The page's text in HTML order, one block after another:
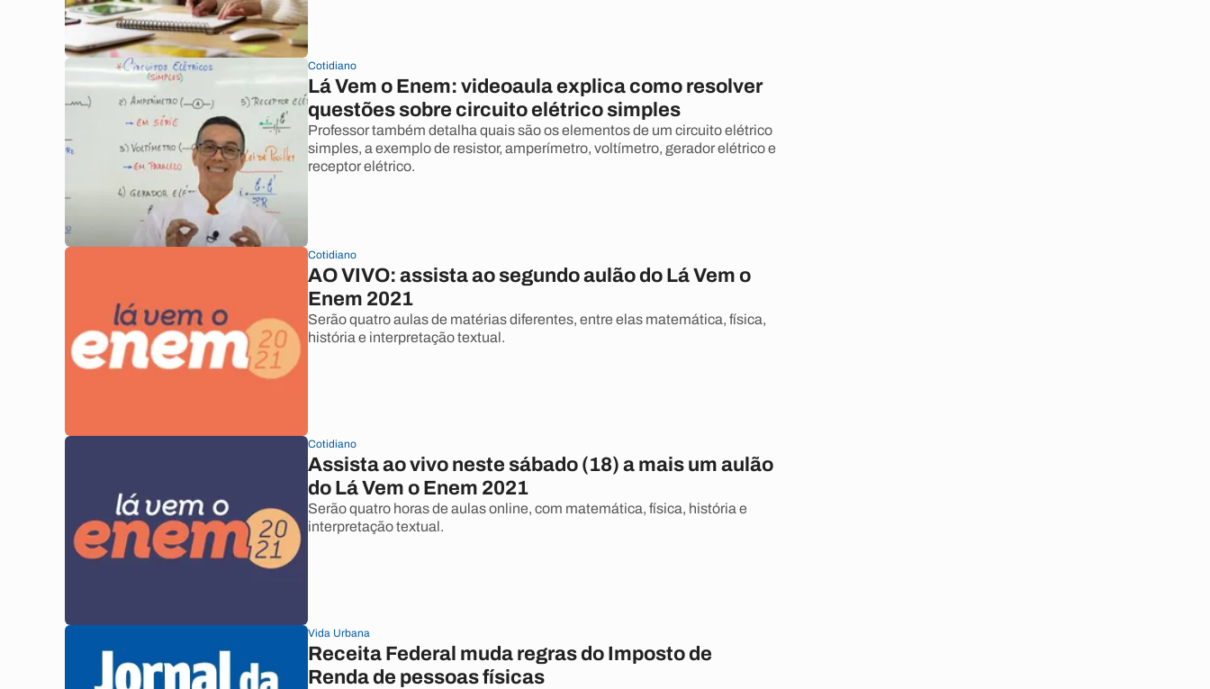
Cotidiano
Lá Vem o Enem: videoaula explica como resolver
questões sobre circuito elétrico simples
Professor também detalha quais são os elementos de um circuito elétrico
simples, a exemplo de resistor, amperímetro, voltímetro, gerador elétrico e
receptor elétrico.
Cotidiano
AO VIVO: assista ao segundo aulão do Lá Vem o
Enem 2021
Serão quatro aulas de matérias diferentes, entre elas matemática, física,
história e interpretação textual.
Cotidiano
Assista ao vivo neste sábado (18) a mais um aulão
do Lá Vem o Enem 2021
Serão quatro horas de aulas online, com matemática, física, história e
interpretação textual.
Vida Urbana
Receita Federal muda regras do Imposto de
Renda de pessoas físicas